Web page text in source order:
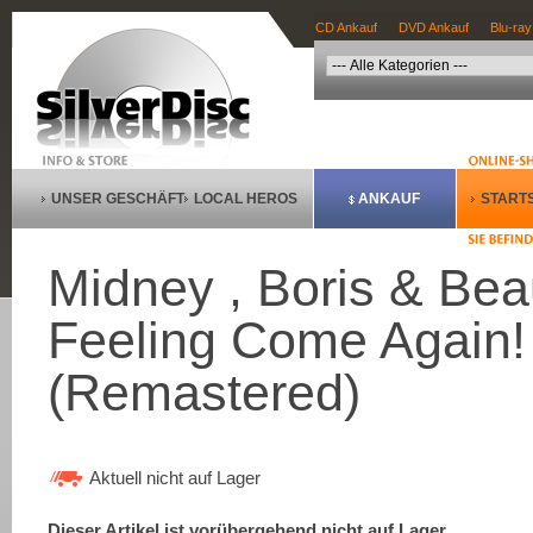
CD Ankauf DVD Ankauf Blu-
UNSER GESCHÄFT LOCAL HEROS ANKAUF
Midney , Boris &
Feeling Come
(Remastered)
Aktuell nicht auf Lager